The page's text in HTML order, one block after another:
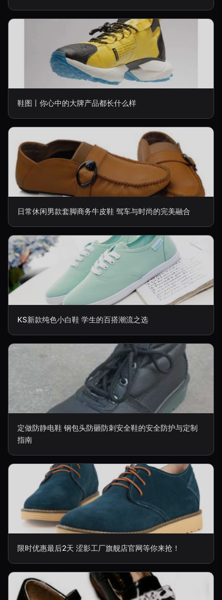
鞋图丨你心中的大牌产品都长什么样
日常休闲男款套脚商务牛皮鞋 驾车与时尚的完美融合
KS新款纯色小白鞋 学生的百搭潮流之选
定做防静电鞋 钢包头防砸防刺安全鞋的安全防护与定制
指南
限时优惠最后2天 涩影工厂旗舰店官网等你来抢！